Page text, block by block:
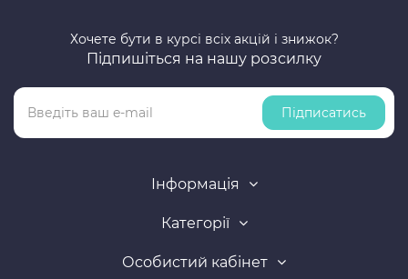
Хочете бути в курсі всіх акцій і знижок?
Підпишіться на нашу розсилку
Підписатись
Інформація
Категорії
Особистий кабінет